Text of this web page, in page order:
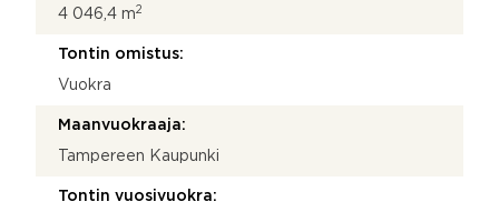
4 046,4 m2
Tontin omistus:
Vuokra
Maanvuokraaja:
Tampereen Kaupunki
Tontin vuosivuokra: